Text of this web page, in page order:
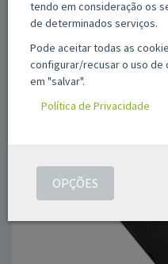
tendo em consideração os
de determinados serviços.
Pode aceitar todas as
configurar/recusar o uso
em "salvar".
Política de Privacidade
OPÇÕES